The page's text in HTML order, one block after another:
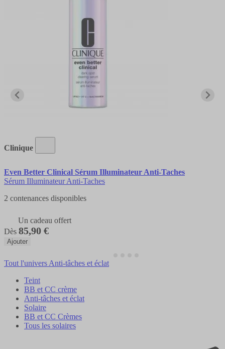
Clinique
Even Better Clinical Sérum Illuminateur Anti-Taches
Sérum Illuminateur Anti-Taches
2 contenances disponibles
Un cadeau offert
Dès 85,90 €
Ajouter
Tout l'univers Anti-tâches et éclat
Teint
BB et CC crème
Anti-tâches et éclat
Solaire
BB et CC Crèmes
Tous les solaires